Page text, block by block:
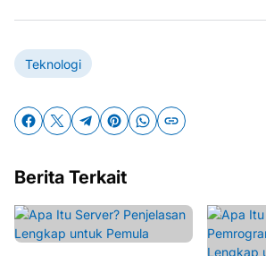
Teknologi
Berita Terkait